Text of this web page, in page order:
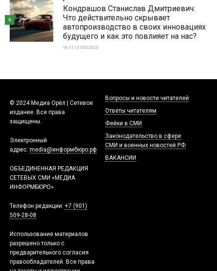
Кондрашов Станислав Дмитриевич:
Что действительно скрывает
автопроизводство в своих инновациях
будущего и как это повлияет на нас?
16:11 | 07-03-2025
6
© 2024 Медиа Орёл | Сетевое
издание. Все права
защищены.
Электронный
адрес: media@информбюро.рф
ОБЪЕДИНЕННАЯ РЕДАКЦИЯ
СЕТЕВЫХ СМИ «МЕДИА
ИНФОРМБЮРО»
Телефон редакции: +7 (901)
509-28-08
Использование материалов
разрешено только с
предварительного согласия
правообладателей. Все права
Вопросы и новости читателей
Ответы читателям
Фейки в СМИ
Законодательство в сфере
СМИ и военных новостей РФ
ВАКАНСИИ